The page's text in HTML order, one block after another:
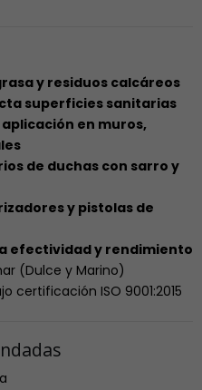
y residuos calcáreos
superficies sanitarias
en muros,
de duchas con sarro y
y pistolas de
efectividad y rendimiento
(Dulce y Marino)
certificación ISO 9001:2015